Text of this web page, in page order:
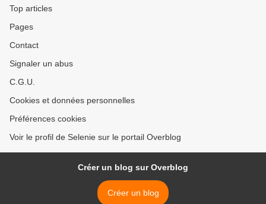
Top articles
Pages
Contact
Signaler un abus
C.G.U.
Cookies et données personnelles
Préférences cookies
Voir le profil de Selenie sur le portail Overblog
Créer un blog sur Overblog
Créer un blog